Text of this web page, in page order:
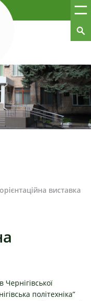
виставка
політехніка”